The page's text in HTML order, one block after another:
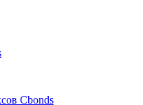
Cbonds